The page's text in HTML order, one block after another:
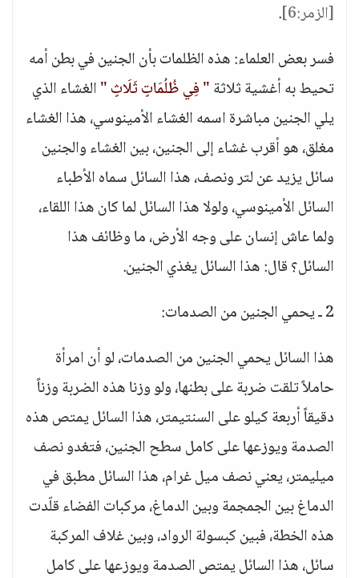
[الزمر:6] .
فسر بعض العلماء: هذه الظلمات بأن الجنين في بطن أمه
تحيط به أغشية ثلاثة" فِي ظُلُمَاتٍ ثَلَاثٍ "الغشاء الذي
يلي الجنين مباشرة اسمه الغشاء الأمينوسي، هذا الغشاء
مغلق، هو أقرب غشاء إلى الجنين، بين الغشاء والجنين
سائل يزيد عن لتر ونصف، هذا السائل سماه الأطباء
السائل الأمينوسي، ولولا هذا السائل لما كان هذا اللقاء،
ولما عاش إنسان على وجه الأرض، ما وظائف هذا
السائل؟ قال: هذا السائل يغذي الجنين.
2 ـ يحمي الجنين من الصدمات:
هذا السائل يحمي الجنين من الصدمات، لو أن امرأة
حاملاً تلقت ضربة على بطنها، ولو وزنا هذه الضربة وزناً
دقيقاً أربعة كيلو على السنتيمتر، هذا السائل يمتص هذه
الصدمة ويوزعها على كامل سطح الجنين، فتغدو نصف
ميليمتر، يعني نصف ميل غرام، هذا السائل مطبق في
الدماغ بين الجمجمة وبين الدماغ، مركبات الفضاء قلّدت
هذه الخطة، فبين كبسولة الرواد، وبين غلاف المركبة
سائل، هذا السائل يمتص الصدمة ويوزعها على كامل